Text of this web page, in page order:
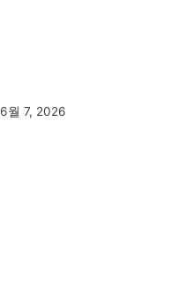
6월 7, 2026